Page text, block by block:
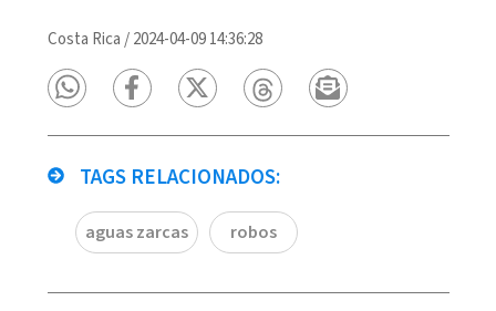
Costa Rica /2024-04-09 14:36:28
TAGS RELACIONADOS:
aguas zarcas robos